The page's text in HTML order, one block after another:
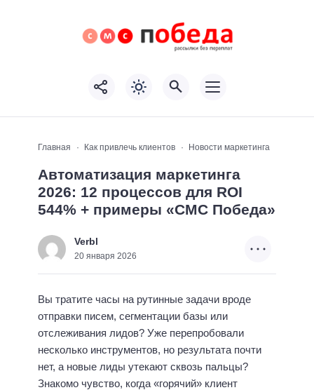
Главная Как привлечь клиентов Новости маркетинга
Автоматизация маркетинга
2026: 12 процессов для ROI
544% + примеры «СМС Победа»
Verbl
20 января 2026
Вы тратите часы на рутинные задачи вроде
отправки писем, сегментации базы или
отслеживания лидов? Уже перепробовали
несколько инструментов, но результата почти
нет, а новые лиды утекают сквозь пальцы?
Знакомо чувство, когда «горячий» клиент